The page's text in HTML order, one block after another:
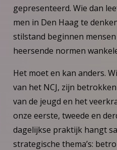
gepresenteerd. Wie dan
men in Den Haag te
stilstand beginnen
heersende normen
Het moet en kan anders.
van het NCJ, zijn
van de jeugd en het
onze eerste, tweede en
dagelijkse praktijk hangt
strategische thema’s: